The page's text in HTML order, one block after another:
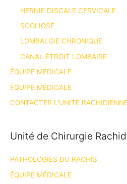
HERNIE DISCALE CERVICALE
SCOLIOSE
LOMBALGIE CHRONIQUE
CANAL ÉTROIT LOMBAIRE
ÉQUIPE MÉDICALE
ÉQUIPE MÉDICALE
CONTACTER L’UNITÉ
Unité de Chirurgie
PATHOLOGIES DU RACHIS
ÉQUIPE MÉDICALE